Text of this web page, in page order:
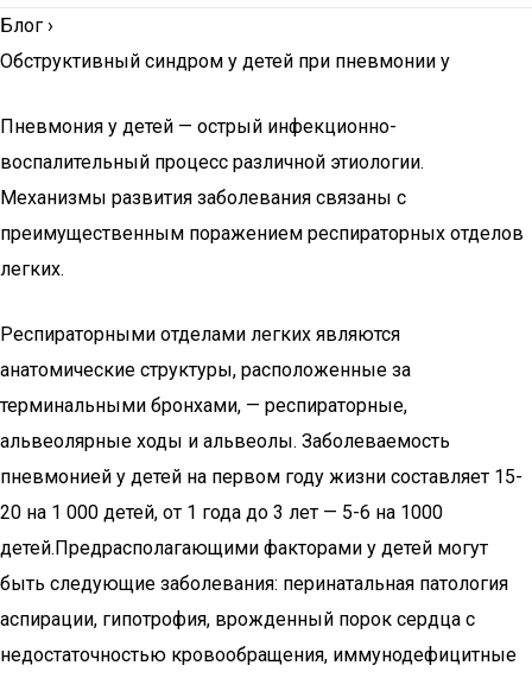
Блог ›
Обструктивный синдром у детей при пневмонии у
Пневмония у детей — острый инфекционно-
воспалительный процесс различной этиологии.
Механизмы развития заболевания связаны с
преимущественным поражением респираторных отделов
легких.
Респираторными отделами легких являются
анатомические структуры, расположенные за
терминальными бронхами, — респираторные,
альвеолярные ходы и альвеолы. Заболеваемость
пневмонией у детей на первом году жизни составляет 15-
20 на 1 000 детей, от 1 года до 3 лет — 5-6 на 1000
детей.Предрасполагающими факторами у детей могут
быть следующие заболевания: перинатальная патология
аспирации, гипотрофия, врожденный порок сердца с
недостаточностью кровообращения, иммунодефицитные